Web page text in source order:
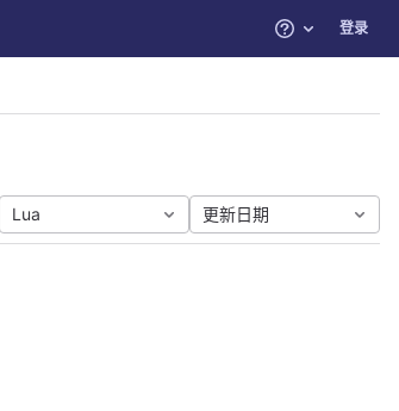
帮助 登录
Lua 更新日期